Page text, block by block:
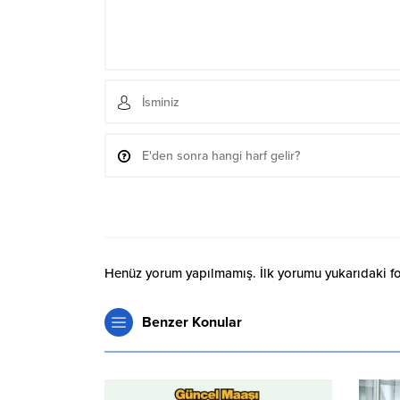
Henüz yorum yapılmamış. İlk yorumu yukarıdaki
Benzer Konular